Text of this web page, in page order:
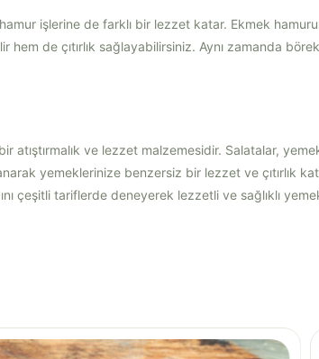
hamur işlerine de farklı bir lezzet katar. Ekmek
de çıtırlık sağlayabilirsiniz. Aynı zamanda
atıştırmalık ve lezzet malzemesidir. Salatalar,
yemeklerinize benzersiz bir lezzet ve çıtırlık
çeşitli tariflerde deneyerek lezzetli ve sağlıklı